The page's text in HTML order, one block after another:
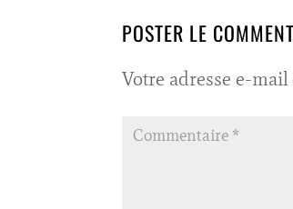
POSTER LE
Votre adresse e-